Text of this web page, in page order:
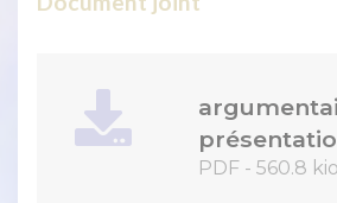
PDF - 560.8 kio